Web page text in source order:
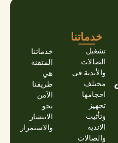
خدماتنا
تشغيل
الصالات
والأندية في
مختلف
احجامها
تجهيز
وتأثيث
الانديه
والصالات
خدماتنا
المتقنة
هي
طريقنا
الآمن
نحو
الانتشار
والاستمرار